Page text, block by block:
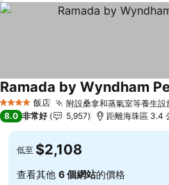
4 星級 飯店 附設桑拿和蒸氣室等養生設
Ramada by Wyndham
8.0 非常好 5,957 距離海珠區 3.4
低至 $2,108
查看其他 6 個網站的價格